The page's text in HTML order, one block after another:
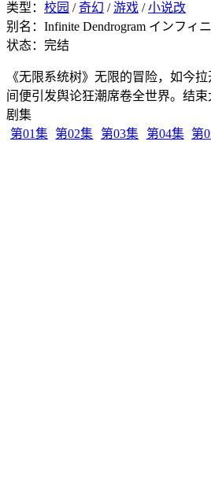
类型： 校园 /奇幻 /游戏 /小说改
别名：Infinite Dendrogram インフィ
状态：完结
《无限系统树》无限的冒险，如今
间便引发舆论狂潮席卷全世界。结
剧集
第01集
第02集 第03集 第04集 第